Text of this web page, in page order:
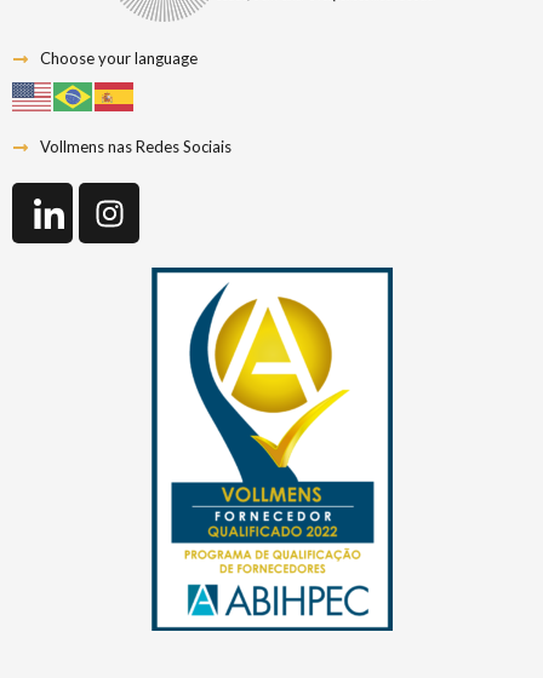
Choose your language
Vollmens nas Redes Sociais